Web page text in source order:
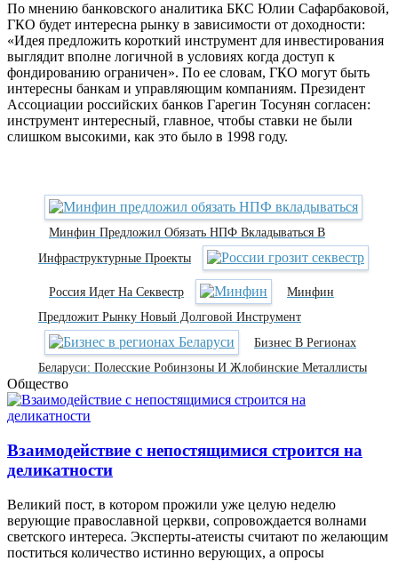
По мнению банковского аналитика БКС Юлии Сафарбаковой,
ГКО будет интересна рынку в зависимости от доходности:
«Идея предложить короткий инструмент для инвестирования
выглядит вполне логичной в условиях когда доступ к
фондированию ограничен». По ее словам, ГКО могут быть
интересны банкам и управляющим компаниям. Президент
Ассоциации российских банков Гарегин Тосунян согласен:
инструмент интересный, главное, чтобы ставки не были
слишком высокими, как это было в 1998 году.
Минфин Предложил Обязать НПФ Вкладываться В
Инфраструктурные Проекты
Россия Идет На Секвестр
Минфин
Предложит Рынку Новый Долговой Инструмент
Бизнес В Регионах
Беларуси: Полесские Робинзоны И Жлобинские Металлисты
Общество
Взаимодействие с непостящимися строится на
деликатности
Великий пост, в котором прожили уже целую неделю
верующие православной церкви, сопровождается волнами
светского интереса. Эксперты-атеисты считают по желающим
поститься количество истинно верующих, а опросы